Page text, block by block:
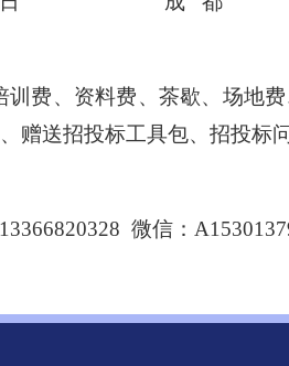
费、资料费、茶歇、 场地
赠送招投标工具包、招投标
13366820328 微信：